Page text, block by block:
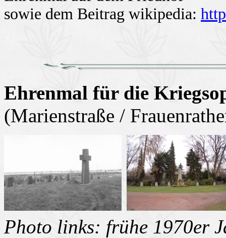
sowie dem Beitrag wikipedia:
Ehrenmal für die
(Marienstraße /
Photo links: frühe 1970er